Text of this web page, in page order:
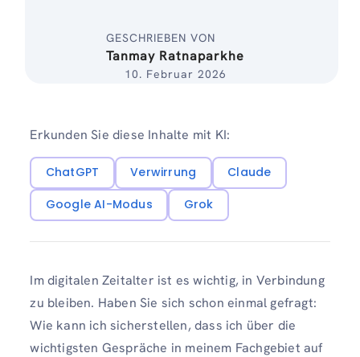
GESCHRIEBEN VON
Tanmay Ratnaparkhe
10. Februar 2026
Erkunden Sie diese Inhalte mit KI:
ChatGPT Verwirrung
Claude
Google AI-Modus
Grok
Im digitalen Zeitalter ist es wichtig, in Verbindung
zu bleiben. Haben Sie sich schon einmal gefragt:
Wie kann ich sicherstellen, dass ich über die
wichtigsten Gespräche in meinem Fachgebiet auf